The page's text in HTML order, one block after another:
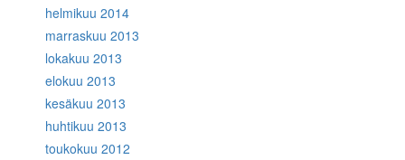
helmikuu 2014
marraskuu 2013
lokakuu 2013
elokuu 2013
kesäkuu 2013
huhtikuu 2013
toukokuu 2012